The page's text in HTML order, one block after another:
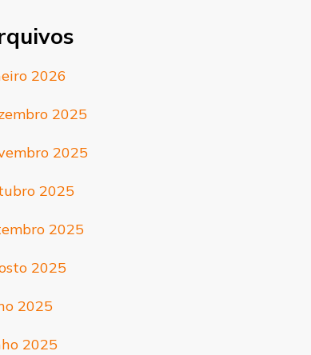
2026
2025
2025
2025
2025
2025
2025
2025